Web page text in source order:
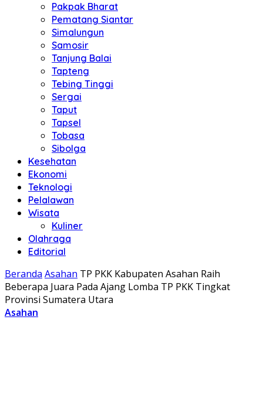
Pakpak Bharat
Pematang Siantar
Simalungun
Samosir
Tanjung Balai
Tapteng
Tebing Tinggi
Sergai
Taput
Tapsel
Tobasa
Sibolga
Kesehatan
Ekonomi
Teknologi
Pelalawan
Wisata
Kuliner
Olahraga
Editorial
Beranda Asahan TP PKK Kabupaten Asahan Raih
Beberapa Juara Pada Ajang Lomba TP PKK Tingkat
Provinsi Sumatera Utara
Asahan